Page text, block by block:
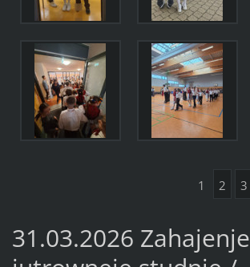
1 2 3
31.03.2026 Zahajenje